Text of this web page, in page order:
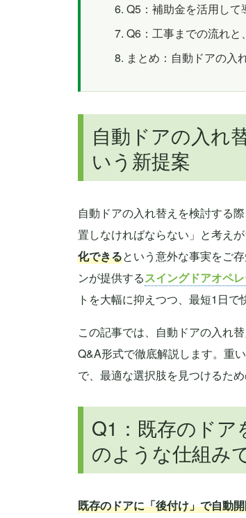
Q5：補助金を活用して
Q6：工事までの流れと
まとめ：自動ドアの入
自動ドアの入れ
いう新提案
自動ドアの入れ替えを検討する
置しなければならない」と考え
化できるという意外な事実をご
ンが提供するスイングドアオペ
トを大幅に抑えつつ、最短1日で
この記事では、自動ドアの入れ
Q&A形式で徹底解説します。重
で、最適な選択肢を見つけるた
Q1：既存のドア
のような仕組み
既存のドアに「後付け」で自動